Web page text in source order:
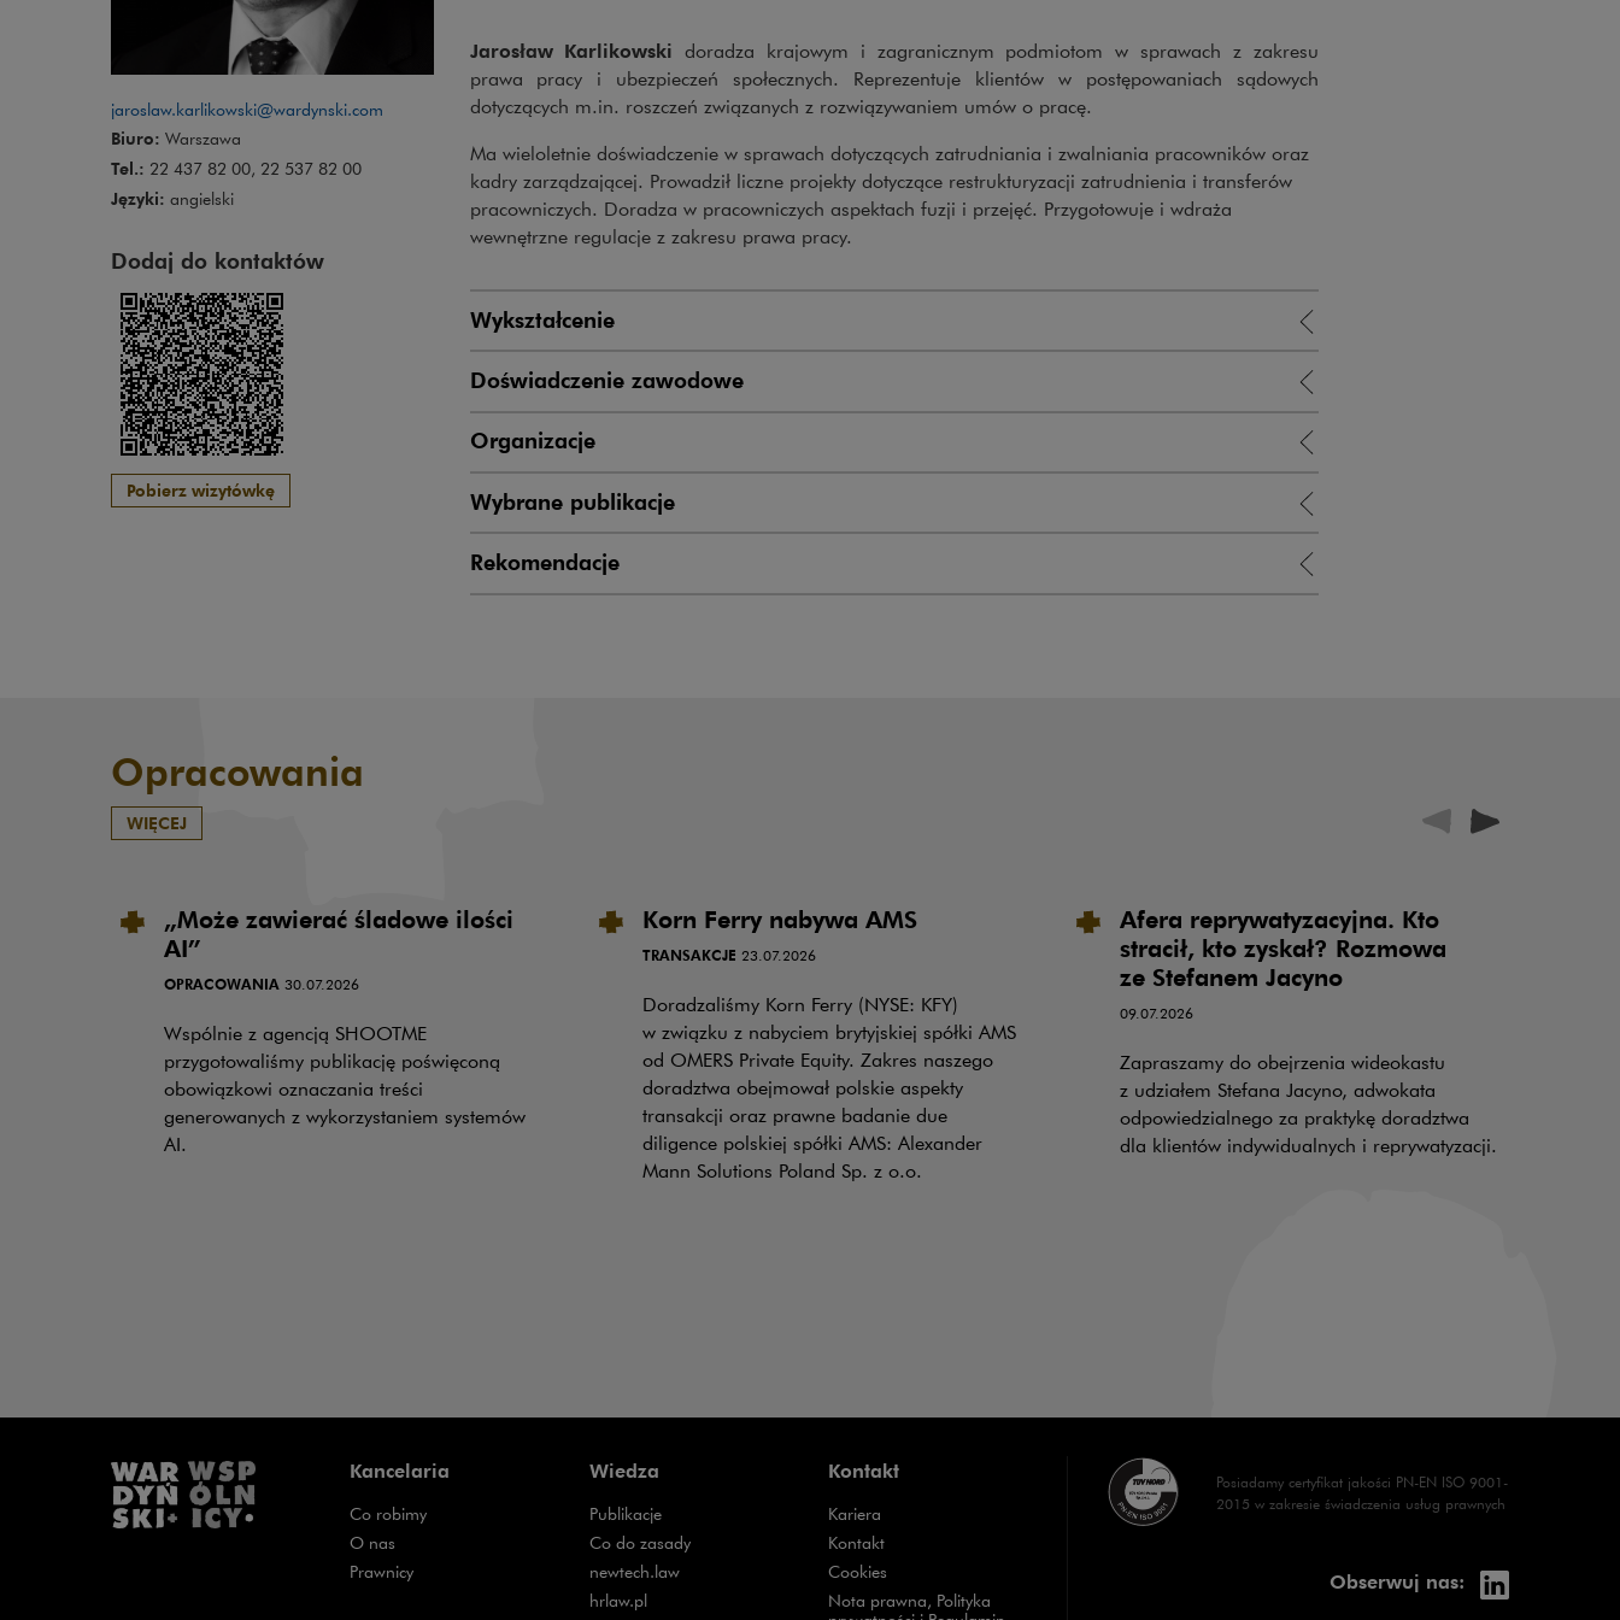
jaroslaw.karlikowski@wardynski.com
Biuro: Warszawa
Tel.: 22 437 82 00, 22 537 82 00
Języki: angielski
Dodaj do kontaktów
Pobierz wizytówkę
Jarosław Karlikowski doradza krajowym i zagranicznym podmiotom w sprawach z zakresu
prawa pracy i ubezpieczeń społecznych. Reprezentuje klientów w postępowaniach sądowych
dotyczących m.in. roszczeń związanych z rozwiązywaniem umów o pracę.
Ma wieloletnie doświadczenie w sprawach dotyczących zatrudniania i zwalniania pracowników oraz
kadry zarządzającej. Prowadził liczne projekty dotyczące restrukturyzacji zatrudnienia i transferów
pracowniczych. Doradza w pracowniczych aspektach fuzji i przejęć. Przygotowuje i wdraża
wewnętrzne regulacje z zakresu prawa pracy.
Wykształcenie
Doświadczenie zawodowe
Organizacje
Wybrane publikacje
Rekomendacje
Opracowania
WIĘCEJ
„Może zawierać śladowe ilości
AI”
OPRACOWANIA 30.07.2026
Wspólnie z agencją SHOOTME
przygotowaliśmy publikację poświęconą
obowiązkowi oznaczania treści
generowanych z wykorzystaniem systemów
AI.
Korn Ferry nabywa AMS
TRANSAKCJE 23.07.2026
Doradzaliśmy Korn Ferry (NYSE: KFY)
w związku z nabyciem brytyjskiej spółki AMS
od OMERS Private Equity. Zakres naszego
doradztwa obejmował polskie aspekty
transakcji oraz prawne badanie due
diligence polskiej spółki AMS: Alexander
Mann Solutions Poland Sp. z o.o.
Afera reprywatyzacyjna. Kto
stracił, kto zyskał? Rozmowa
ze Stefanem Jacyno
09.07.2026
Zapraszamy do obejrzenia wideokastu
z udziałem Stefana Jacyno, adwokata
odpowiedzialnego za praktykę doradztwa
dla klientów indywidualnych i reprywatyzacji.
Kancelaria
Co robimy
O nas
Prawnicy
Wiedza
Publikacje
Co do zasadyUwaga, link zostanie otwarty w nowym oknie
newtech.lawUwaga, link zostanie otwarty w nowym oknie
hrlaw.plUwaga, link zostanie otwarty w nowym oknie
Kontakt
Kariera
Kontakt
Cookies
Nota prawna, Polityka
Posiadamy certyfikat jakości PN-EN ISO 9001-
2015 w zakresie świadczenia usług prawnych
Obserwuj nas: